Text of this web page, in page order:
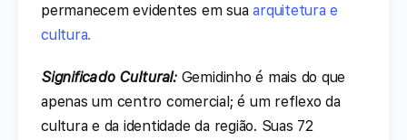
permanecem evidentes em suaarquitetura e
cultura.
Significado Cultural:Gemidinho é mais do que
apenas um centro comercial; é um reflexo da
cultura e da identidade da região. Suas 72